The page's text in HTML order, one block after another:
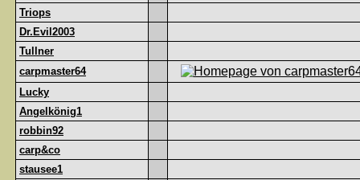
Triops
Dr.Evil2003
Tullner
carpmaster64
Lucky
Angelkönig1
robbin92
carp&co
stausee1